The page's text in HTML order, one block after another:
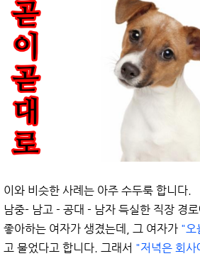
이와 비슷한 사례는 아주 수두룩 합니다.
남중- 남고 - 공대 - 남자 득실한 직장 경
좋아하는 여자가 생겼는데, 그 여자가 "오
고 물었다고 합니다. 그래서 "저녁은 회